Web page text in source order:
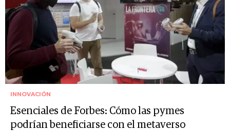
INNOVACIÓN
Esenciales de Forbes: Cómo las pymes
podrían beneficiarse con el metaverso